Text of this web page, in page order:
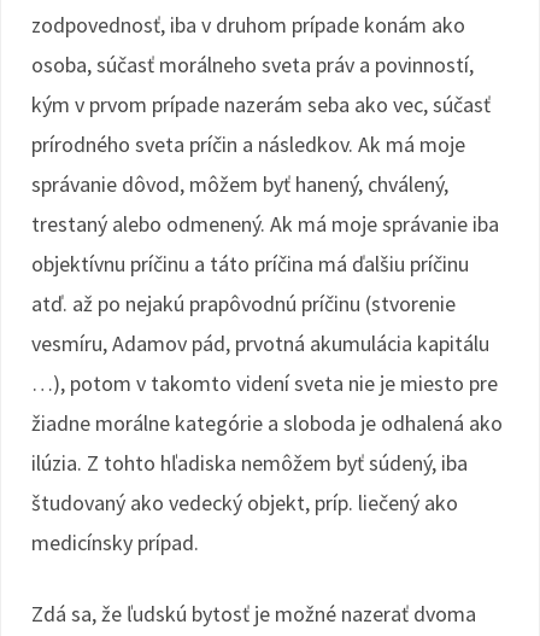
zodpovednosť, iba v druhom prípade konám ako
osoba, súčasť morálneho sveta práv a povinností,
kým v prvom prípade nazerám seba ako vec, súčasť
prírodného sveta príčin a následkov. Ak má moje
správanie dôvod, môžem byť hanený, chválený,
trestaný alebo odmenený. Ak má moje správanie iba
objektívnu príčinu a táto príčina má ďalšiu príčinu
atď. až po nejakú prapôvodnú príčinu (stvorenie
vesmíru, Adamov pád, prvotná akumulácia kapitálu
…), potom v takomto videní sveta nie je miesto pre
žiadne morálne kategórie a sloboda je odhalená ako
ilúzia. Z tohto hľadiska nemôžem byť súdený, iba
študovaný ako vedecký objekt, príp. liečený ako
medicínsky prípad.
Zdá sa, že ľudskú bytosť je možné nazerať dvoma